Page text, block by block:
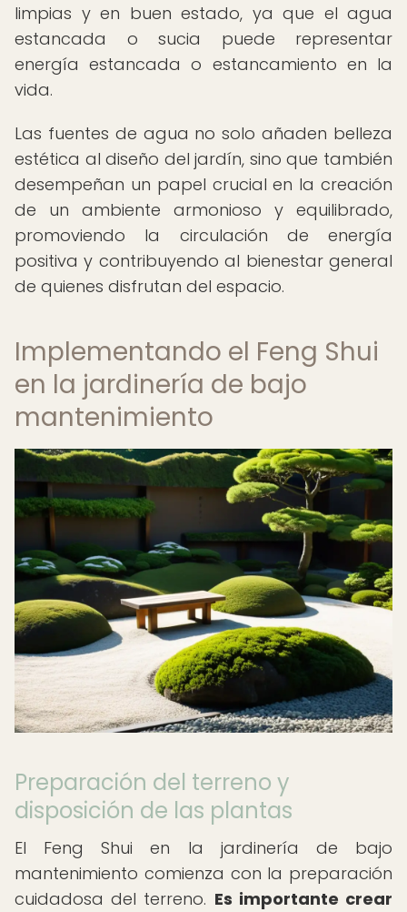
limpias y en buen estado, ya que el agua
estancada o sucia puede representar
energía estancada o estancamiento en la
vida.
Las fuentes de agua no solo añaden belleza
estética al diseño del jardín, sino que también
desempeñan un papel crucial en la creación
de un ambiente armonioso y equilibrado,
promoviendo la circulación de energía
positiva y contribuyendo al bienestar general
de quienes disfrutan del espacio.
Implementando el Feng Shui
en la jardinería de bajo
mantenimiento
Preparación del terreno y
disposición de las plantas
El Feng Shui en la jardinería de bajo
mantenimiento comienza con la preparación
cuidadosa del terreno. Es importante crear